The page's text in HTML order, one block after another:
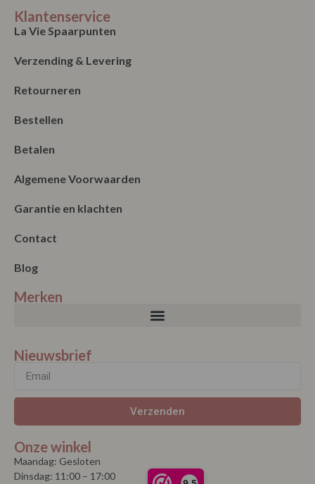
Klantenservice
La Vie Spaarpunten
Verzending & Levering
Retourneren
Bestellen
Betalen
Algemene Voorwaarden
Garantie en klachten
Contact
Blog
Merken
Nieuwsbrief
Verzenden
Onze winkel
Maandag: Gesloten
Dinsdag: 11:00 – 17:00